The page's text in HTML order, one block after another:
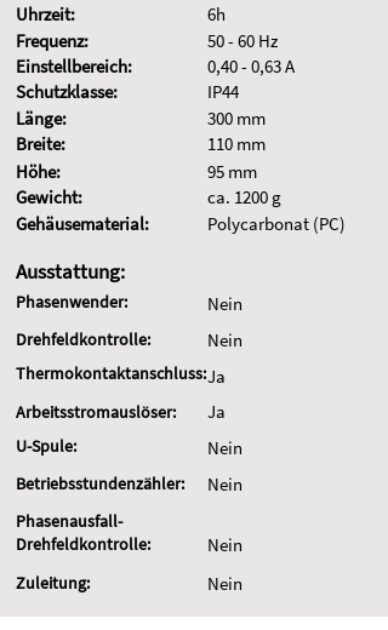
Uhrzeit:
Frequenz:
Einstellbereich:
Schutzklasse:
Länge:
Breite:
Höhe:
Gewicht:
Gehäusematerial:
6h
50 - 60 Hz
0,40 - 0,63 A
IP44
300 mm
110 mm
95 mm
ca. 1200 g
Polycarbonat (PC)
Ausstattung:
Phasenwender: Nein
Drehfeldkontrolle: Nein
Thermokontaktanschluss:Ja
Arbeitsstromauslöser:
U-Spule:
Ja
Nein
Betriebsstundenzähler: Nein
Phasenausfall-
Drehfeldkontrolle:
Nein
Zuleitung: Nein